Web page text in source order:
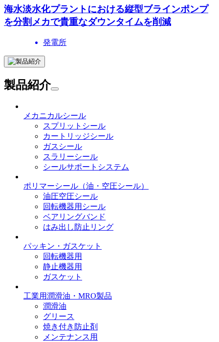
海水淡水化プラントにおける縦型ブラインポンプ
を分割メカで貴重なダウンタイムを削減
発電所
製品紹介
メカニカルシール
スプリットシール
カートリッジシール
ガスシール
スラリーシール
シールサポートシステム
ポリマーシール （油・空圧シール）
油圧空圧シール
回転機器用シール
ベアリングバンド
はみ出し防止リング
パッキン・ガスケット
回転機器用
静止機器用
ガスケット
工業用潤滑油・MRO製品
潤滑油
グリース
焼き付き防止剤
メンテナンス用